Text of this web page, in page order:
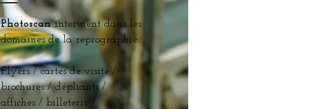
Photoscanintervient dans les
domaines de la reprographie.
Flyers / cartes de visite /
brochures / dépliants /
affiches / billeterie /